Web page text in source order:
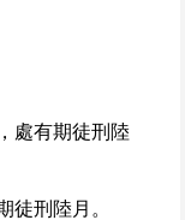
處有期徒刑陸
徒刑陸月。